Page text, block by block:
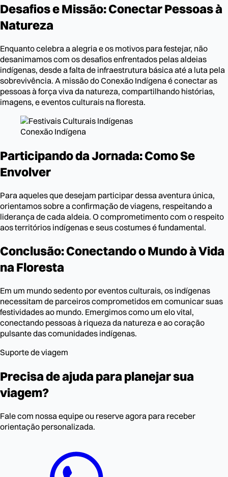
Desafios e Missão: Conectar Pessoas à
Natureza
Enquanto celebra a alegria e os motivos para festejar, não
desanimamos com os desafios enfrentados pelas aldeias
indígenas, desde a falta de infraestrutura básica até a luta pela
sobrevivência. A missão do Conexão Indígena é conectar as
pessoas à força viva da natureza, compartilhando histórias,
imagens, e eventos culturais na floresta.
Conexão Indígena
Participando da Jornada: Como Se
Envolver
Para aqueles que desejam participar dessa aventura única,
orientamos sobre a confirmação de viagens, respeitando a
liderança de cada aldeia. O comprometimento com o respeito
aos territórios indígenas e seus costumes é fundamental.
Conclusão: Conectando o Mundo à Vida
na Floresta
Em um mundo sedento por eventos culturais, os indígenas
necessitam de parceiros comprometidos em comunicar suas
festividades ao mundo. Emergimos como um elo vital,
conectando pessoas à riqueza da natureza e ao coração
pulsante das comunidades indígenas.
Suporte de viagem
Precisa de ajuda para planejar sua
viagem?
Fale com nossa equipe ou reserve agora para receber
orientação personalizada.